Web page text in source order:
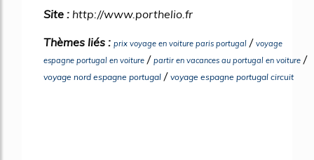
Site : http://www.porthelio.fr
Thèmes liés : prix voyage en voiture paris portugal / voyage
espagne portugal en voiture / partir en vacances au portugal en voiture /
voyage nord espagne portugal / voyage espagne portugal circuit